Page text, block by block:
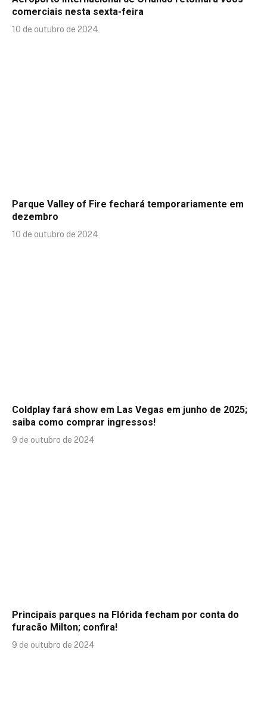
comerciais nesta sexta-feira
10 de outubro de 2024
Parque Valley of Fire fechará temporariamente em
dezembro
10 de outubro de 2024
Coldplay fará show em Las Vegas em junho de 2025;
saiba como comprar ingressos!
9 de outubro de 2024
Principais parques na Flórida fecham por conta do
furacão Milton; confira!
9 de outubro de 2024